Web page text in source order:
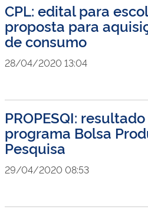
CPL: edital para
proposta para
de consumo
28/04/2020 13:04
PROPESQI:
programa Bolsa
Pesquisa
29/04/2020 08:53